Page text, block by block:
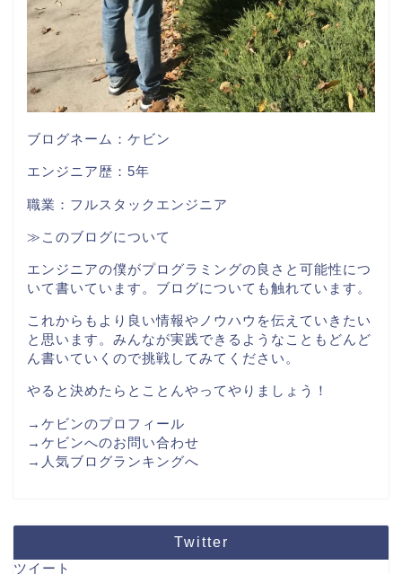
ブログネーム：ケビン
エンジニア歴：5年
職業：フルスタックエンジニア
≫このブログについて
エンジニアの僕がプログラミングの良さと可能性につ
いて書いています。ブログについても触れています。
これからもより良い情報やノウハウを伝えていきたい
と思います。みんなが実践できるようなこともどんど
ん書いていくので挑戦してみてください。
やると決めたらとことんやってやりましょう！
→ケビンのプロフィール
→ケビンへのお問い合わせ
→人気ブログランキングへ
Twitter
ツイート